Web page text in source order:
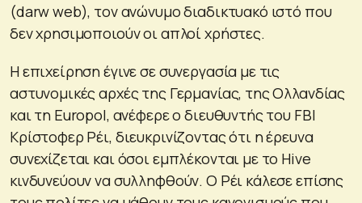
(darw web), τον ανώνυμο διαδικτυακό ιστό που
δεν χρησιμοποιούν οι απλοί χρήστες.
Η επιχείρηση έγινε σε συνεργασία με τις
αστυνομικές αρχές της Γερμανίας, της Ολλανδίας
και τη Europol, ανέφερε ο διευθυντής του FBI
Κρίστοφερ Ρέι, διευκρινίζοντας ότι η έρευνα
συνεχίζεται και όσοι εμπλέκονται με το Hive
κινδυνεύουν να συλληφθούν. Ο Ρέι κάλεσε επίσης